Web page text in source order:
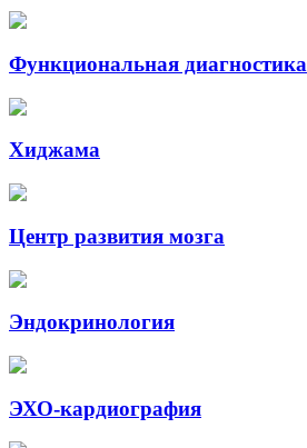
Функциональная диагностика
Хиджама
Центр развития мозга
Эндокринология
ЭХО-кардиография